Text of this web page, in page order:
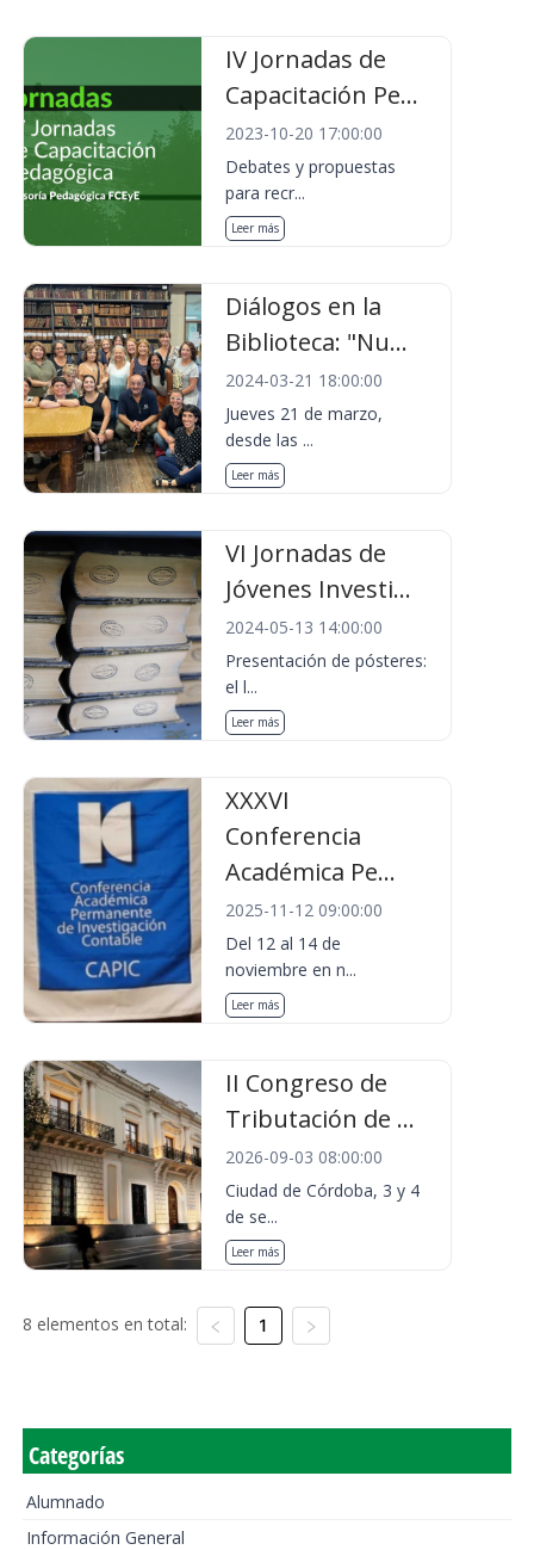
IV Jornadas de
Capacitación Pe...
2023-10-20 17:00:00
Debates y propuestas
para recr...
Leer más
Diálogos en la
Biblioteca: "Nu...
2024-03-21 18:00:00
Jueves 21 de marzo,
desde las ...
Leer más
VI Jornadas de
Jóvenes Investi...
2024-05-13 14:00:00
Presentación de pósteres:
el l...
Leer más
XXXVI
Conferencia
Académica Pe...
2025-11-12 09:00:00
Del 12 al 14 de
noviembre en n...
Leer más
II Congreso de
Tributación de ...
2026-09-03 08:00:00
Ciudad de Córdoba, 3 y 4
de se...
Leer más
8 elementos en total: 1
Categorías
Alumnado
Información General